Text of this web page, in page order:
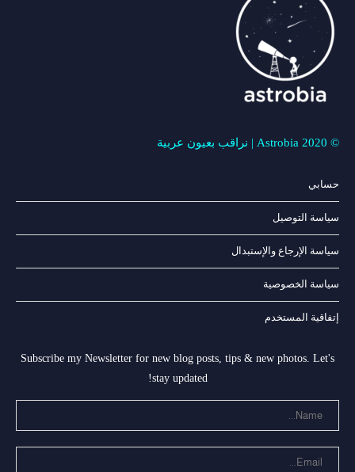
© Astrobia 2020 | نراقب بعيون عربية
حسابي
سياسة التوصيل
سياسة الإرجاع والإستبدال
سياسة الخصوصية
إتفاقية المستخدم
Subscribe my Newsletter for new blog posts, tips & new photos. Let's
stay updated!